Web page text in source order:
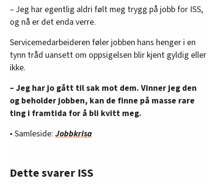
– Jeg har egentlig aldri følt meg trygg på jobb for ISS,
og nå er det enda verre.
Servicemedarbeideren føler jobben hans henger i en
tynn tråd uansett om oppsigelsen blir kjent gyldig eller
ikke.
– Jeg har jo gått til sak mot dem. Vinner jeg den
og beholder jobben, kan de finne på masse rare
ting i framtida for å bli kvitt meg.
• Samleside: Jobbkrisa
Dette svarer ISS